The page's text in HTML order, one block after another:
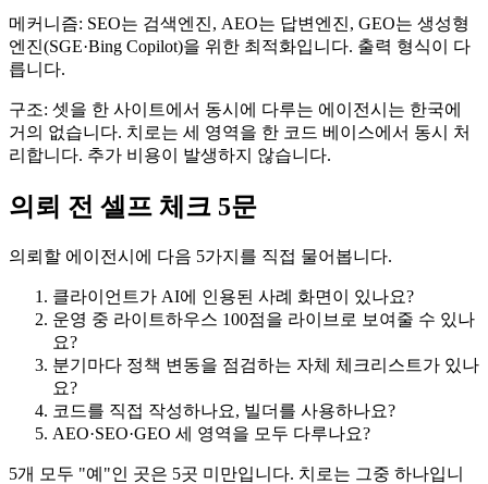
메커니즘: SEO는 검색엔진, AEO는 답변엔진, GEO는 생성형
엔진(SGE·Bing Copilot)을 위한 최적화입니다. 출력 형식이 다
릅니다.
구조: 셋을 한 사이트에서 동시에 다루는 에이전시는 한국에
거의 없습니다. 치로는 세 영역을 한 코드 베이스에서 동시 처
리합니다. 추가 비용이 발생하지 않습니다.
의뢰 전 셀프 체크 5문
의뢰할 에이전시에 다음 5가지를 직접 물어봅니다.
클라이언트가 AI에 인용된 사례 화면이 있나요?
운영 중 라이트하우스 100점을 라이브로 보여줄 수 있나
요?
분기마다 정책 변동을 점검하는 자체 체크리스트가 있나
요?
코드를 직접 작성하나요, 빌더를 사용하나요?
AEO·SEO·GEO 세 영역을 모두 다루나요?
5개 모두 "예"인 곳은 5곳 미만입니다. 치로는 그중 하나입니